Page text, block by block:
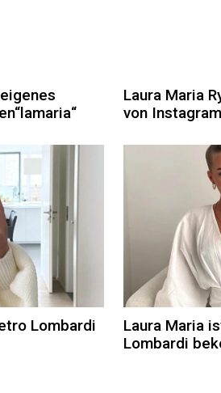
Laura Maria
von
Lombardi
Laura Maria
Lombardi